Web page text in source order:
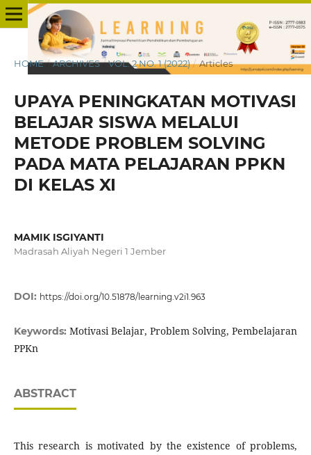
HOME / ARCHIVES / VOL. 2 NO. 1 (2022) / Articles
UPAYA PENINGKATAN MOTIVASI
BELAJAR SISWA MELALUI
METODE PROBLEM SOLVING
PADA MATA PELAJARAN PPKN
DI KELAS XI
MAMIK ISGIYANTI
Madrasah Aliyah Negeri 1 Jember
DOI: https://doi.org/10.51878/learning.v2i1.963
Keywords: Motivasi Belajar, Problem Solving, Pembelajaran
PPKn
ABSTRACT
This research is motivated by the existence of problems,